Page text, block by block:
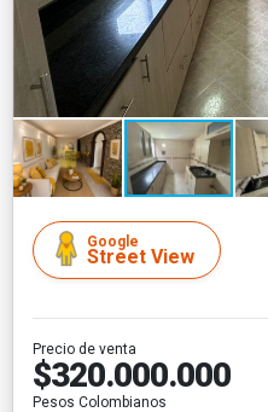
Google
Street View
Precio de venta
$320.000.000
Pesos Colombianos